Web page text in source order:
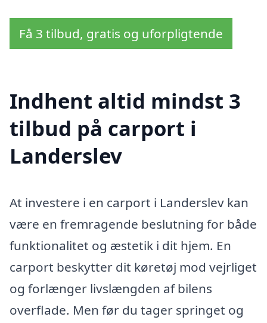
Få 3 tilbud, gratis og uforpligtende
Indhent altid mindst 3
tilbud på carport i
Landerslev
At investere i en carport i Landerslev kan
være en fremragende beslutning for både
funktionalitet og æstetik i dit hjem. En
carport beskytter dit køretøj mod vejrliget
og forlænger livslængden af bilens
overflade. Men før du tager springet og